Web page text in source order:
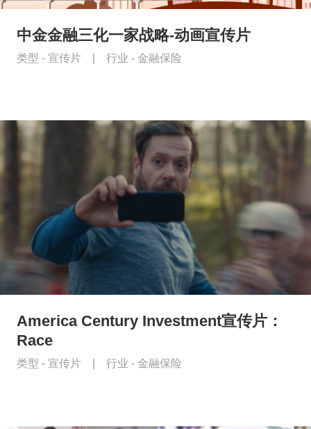
中金金融三化一家战略-动画宣传片
类型 - 宣传片 行业 - 金融保险
America Century Investment宣传片：
Race
类型 - 宣传片 行业 - 金融保险